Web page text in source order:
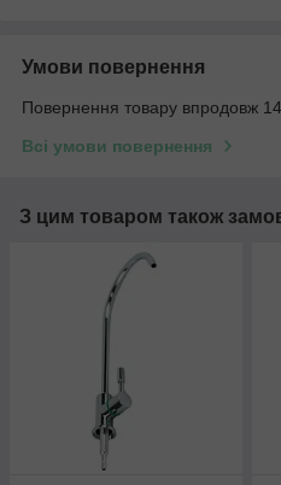
Умови повернення
Повернення товару впродовж
Всі умови повернення
З цим товаром також